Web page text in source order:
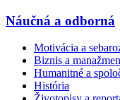
Náučná a odborná
Motivácia a
Biznis a
Humanitné a
História